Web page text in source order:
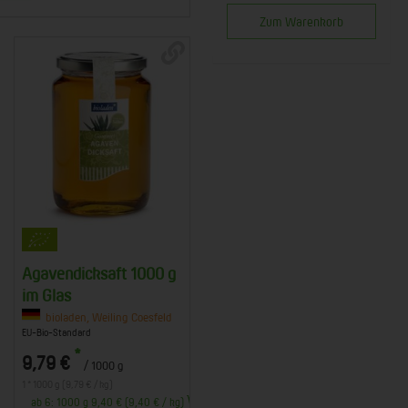
Agavendicksaft 1000 g
im Glas
bioladen, Weiling Coesfeld
EU-Bio-Standard
9,79 € * / 1000 g
ab 6: 1000 g 9,40 € (9,40 € / kg)
Zum Warenkorb